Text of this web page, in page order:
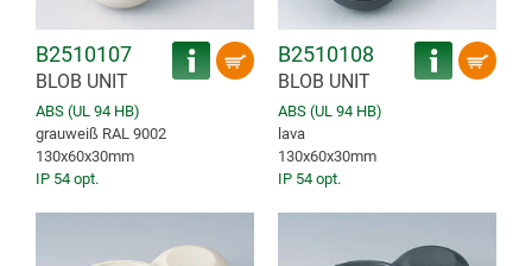
B2510107
BLOB UNIT
ABS (UL 94 HB)
grauweiß RAL 9002
130x60x30mm
IP 54 opt.
B2510108
BLOB UNIT
ABS (UL 94 HB)
lava
130x60x30mm
IP 54 opt.